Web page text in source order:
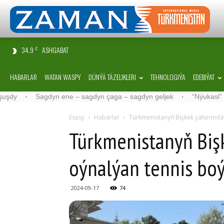
34.9 C ASHGABAT
HABARLAR WATAN WASPY DÜNÝÄ TÄZELIKLERI TEHNOLOGIÝA EDEBIÝAT
Sagdyn ene – sagdyn çaga – sagdyn geljek · “Nýukasl”
Esasy Habarlar Türkmenistanyň Bişkek
Türkmenistanyň
oýnalýan tennis
2024-09-17 74